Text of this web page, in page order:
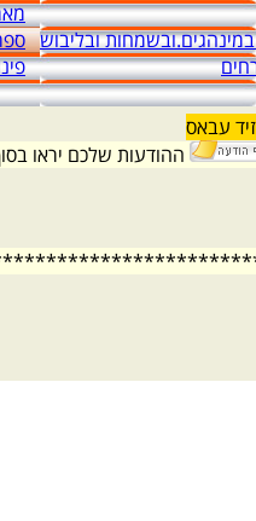
במינהגים.ובשמחות ובליבוש
עבאס
ההודעות שלכם יראו